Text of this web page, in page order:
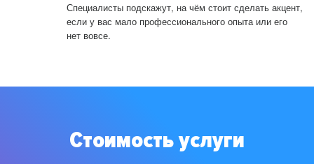
Специалисты подскажут, на чём стоит сделать акцент,
если у вас мало профессионального опыта или его
нет вовсе.
Стоимость услуги